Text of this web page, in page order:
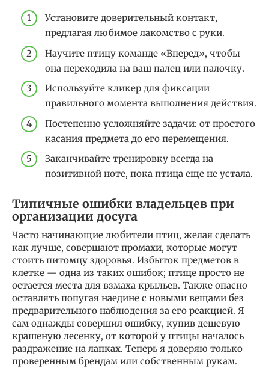
Установите доверительный контакт,
предлагая любимое лакомство с руки.
Научите птицу команде «Вперед», чтобы
она переходила на ваш палец или палочку.
Используйте кликер для фиксации
правильного момента выполнения действия.
Постепенно усложняйте задачи: от простого
касания предмета до его перемещения.
Заканчивайте тренировку всегда на
позитивной ноте, пока птица еще не устала.
Типичные ошибки владельцев при
организации досуга
Часто начинающие любители птиц, желая сделать
как лучше, совершают промахи, которые могут
стоить питомцу здоровья. Избыток предметов в
клетке — одна из таких ошибок; птице просто не
остается места для взмаха крыльев. Также опасно
оставлять попугая наедине с новыми вещами без
предварительного наблюдения за его реакцией. Я
сам однажды совершил ошибку, купив дешевую
крашеную лесенку, от которой у птицы началось
раздражение на лапках. Теперь я доверяю только
проверенным брендам или собственным рукам.